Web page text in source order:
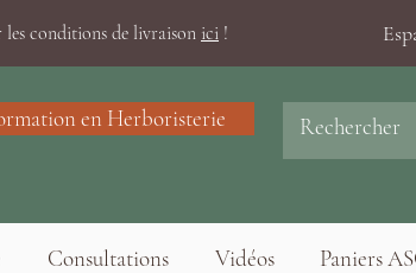
les conditions de livraison ici !
en Herboristerie
Consultations Vidéos Paniers